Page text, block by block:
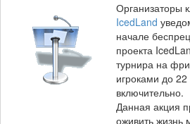
Организаторы
IcedLand
начале
проекта
турнира на
игроками до
включительно.
Данная акция
оживить жизнь